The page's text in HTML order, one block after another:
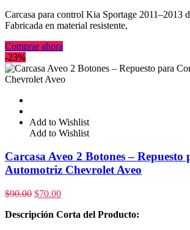
Carcasa para control Kia Sportage 2011–2013
Fabricada en material resistente,
Comprar ahora
-23%
Add to Wishlist
Add to Wishlist
Carcasa Aveo 2 Botones –
Automotriz Chevrolet Aveo
$90.00 $70.00
Descripción Corta del Producto: